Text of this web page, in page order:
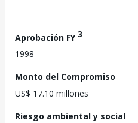
Aprobación FY3
1998
Monto del Compromiso
US$ 17.10 millones
Riesgo ambiental y social